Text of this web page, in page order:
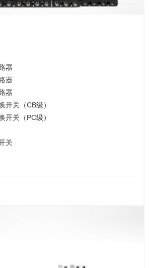
器
器
器
开关（CB级）
开关（PC级）
关